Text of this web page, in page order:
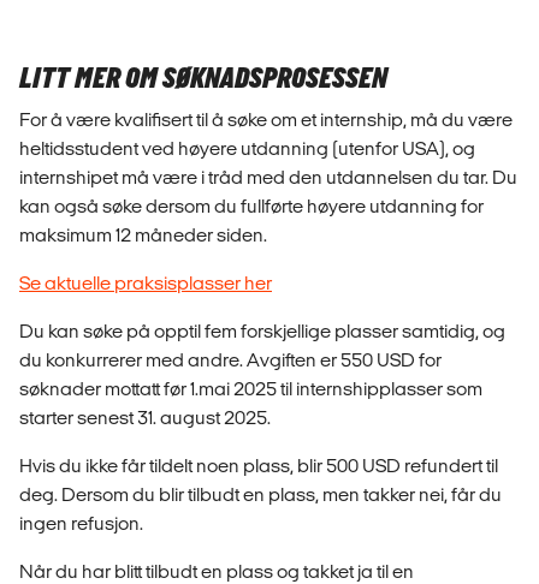
LITT MER OM SØKNADSPROSESSEN
For å være kvalifisert til å søke om et internship, må du være
heltidsstudent ved høyere utdanning (utenfor USA), og
internshipet må være i tråd med den utdannelsen du tar. Du
kan også søke dersom du fullførte høyere utdanning for
maksimum 12 måneder siden.
Se aktuelle praksisplasser her
Du kan søke på opptil fem forskjellige plasser samtidig, og
du konkurrerer med andre. Avgiften er 550 USD for
søknader mottatt før 1.mai 2025 til internshipplasser som
starter senest 31. august 2025.
Hvis du ikke får tildelt noen plass, blir 500 USD refundert til
deg. Dersom du blir tilbudt en plass, men takker nei, får du
ingen refusjon.
Når du har blitt tilbudt en plass og takket ja til en